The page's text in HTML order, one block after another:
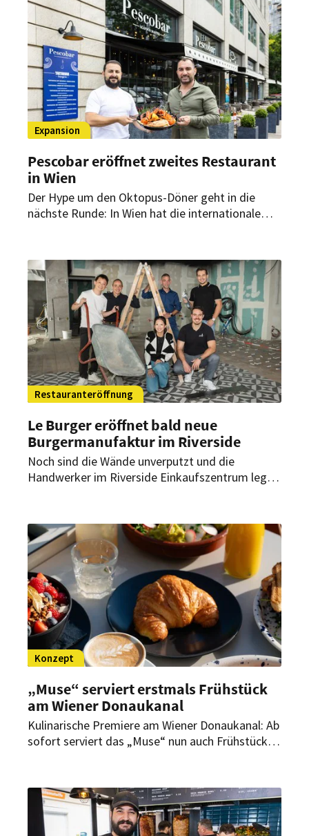
Events.
Expansion
Pescobar eröffnet zweites Restaurant
in Wien
Der Hype um den Oktopus-Döner geht in die
nächste Runde: In Wien hat die internationale
Döner-Varianten, Seafood-Gerichte und XXL-
Sharing-Platten auf der Karte.
Restauranteröffnung
Le Burger eröffnet bald neue
Burgermanufaktur im Riverside
Noch sind die Wände unverputzt und die
Handwerker im Riverside Einkaufszentrum legen
eröffnen.
Konzept
„Muse“ serviert erstmals Frühstück
am Wiener Donaukanal
Kulinarische Premiere am Wiener Donaukanal: Ab
sofort serviert das „Muse“ nun auch Frühstück.